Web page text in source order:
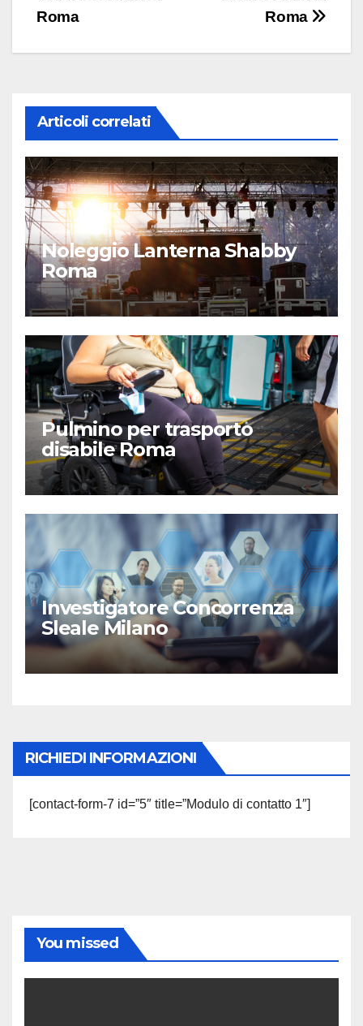
Roma
Roma
Articoli correlati
Noleggio Lanterna Shabby
Roma
Pulmino per trasporto
disabile Roma
Investigatore Concorrenza
Sleale Milano
RICHIEDI INFORMAZIONI
[contact-form-7 id=”5″ title=”Modulo di contatto 1″]
You missed